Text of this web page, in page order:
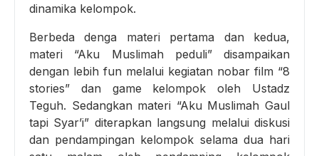
dinamika kelompok.
Berbeda denga materi pertama dan kedua,
materi “Aku Muslimah peduli” disampaikan
dengan lebih fun melalui kegiatan nobar film “8
stories” dan game kelompok oleh Ustadz
Teguh. Sedangkan materi “Aku Muslimah Gaul
tapi Syar’i” diterapkan langsung melalui diskusi
dan pendampingan kelompok selama dua hari